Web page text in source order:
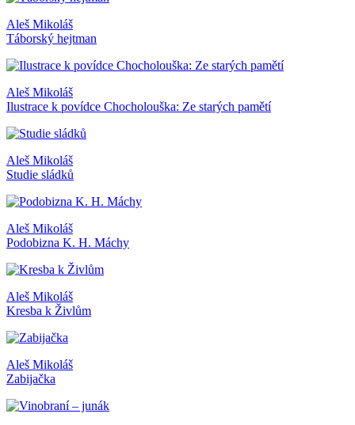
Aleš Mikoláš
Táborský hejtman
Aleš Mikoláš
Ilustrace k povídce Chocholouška: Ze starých pamětí
Aleš Mikoláš
Studie sládků
Aleš Mikoláš
Podobizna K. H. Máchy
Aleš Mikoláš
Kresba k Živlům
Aleš Mikoláš
Zabijačka